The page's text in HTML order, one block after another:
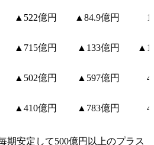
▲522億円 ▲84.9億円
▲715億円 ▲133億円
▲502億円 ▲597億円
▲410億円 ▲783億円
期安定して500億円以上のプラス